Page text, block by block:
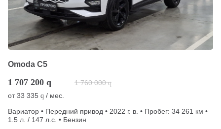
Omoda C5
1 707 200 q 1 760 000 q
от33 335 q / мес.
Вариатор • Передний привод • 2022 г. в. • Пробег: 34 261 км •
1.5 л. / 147 л.с. • Бензин